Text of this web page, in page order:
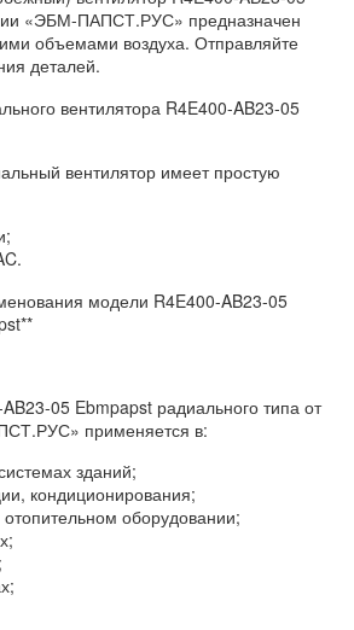
«ЭБМ-ПАПСТ.РУС» предназначен
объемами воздуха. Отправляйте
деталей.
вентилятора R4E400-AB23-05
вентилятор имеет простую
модели R4E400-AB23-05
05 Ebmpapst радиального типа от
применяется в:
зданий;
кондиционирования;
оборудовании;